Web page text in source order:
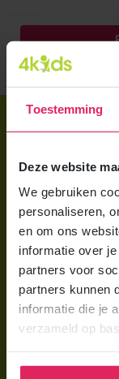
Toestemming
Deze website
We gebruiken
personaliseren,
en om ons
informatie over
partners voor
partners kunnen
informatie die je
verzameld op
Brochure
Berekening maken
Wat is
Wat kost een